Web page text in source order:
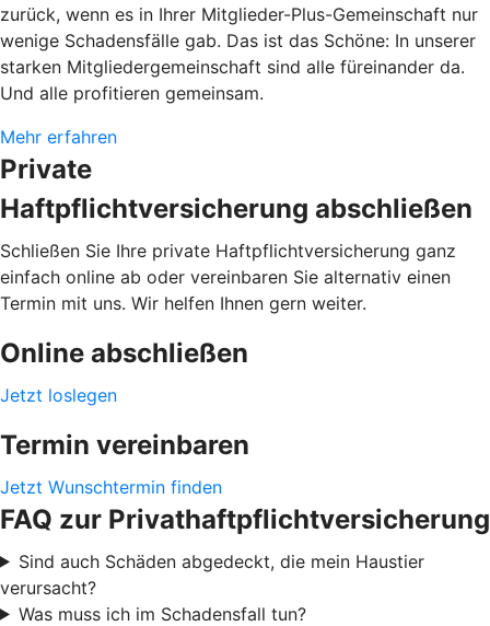
zurück, wenn es in Ihrer Mitglieder-Plus-Gemeinschaft nur
wenige Schadensfälle gab. Das ist das Schöne: In unserer
starken Mitgliedergemeinschaft sind alle füreinander da.
Und alle profitieren gemeinsam.
Mehr erfahren
Private
Haftpflichtversicherung abschließen
Schließen Sie Ihre private Haftpflichtversicherung ganz
einfach online ab oder vereinbaren Sie alternativ einen
Termin mit uns. Wir helfen Ihnen gern weiter.
Online abschließen
Jetzt loslegen
Termin vereinbaren
Jetzt Wunschtermin finden
FAQ zur Privathaftpflichtversicherung
Sind auch Schäden abgedeckt, die mein Haustier
verursacht?
Was muss ich im Schadensfall tun?